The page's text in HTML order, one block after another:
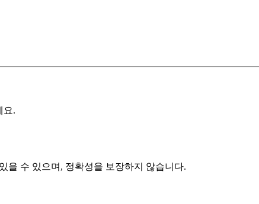
요.
을 수 있으며, 정확성을 보장하지 않습니다.